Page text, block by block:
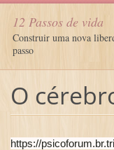
12 Passos de vida
Construir uma nova
passo
O
https://